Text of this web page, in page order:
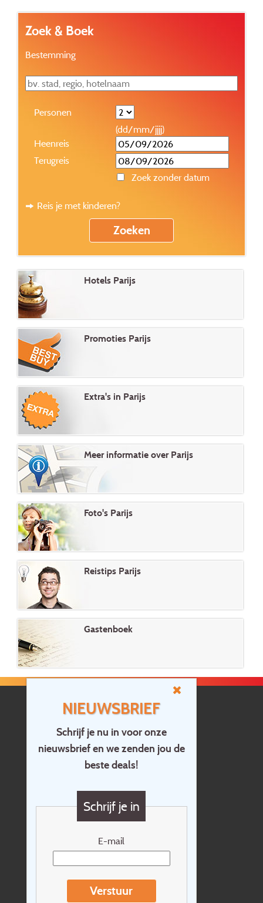
NIEUWSBRIEF
Schrijf je nu in voor onze
nieuwsbrief en we zenden jou de
beste deals!
Schrijf je in
E-mail
Verstuur
Zoek & Boek
Bestemming
Personen
(dd/mm/jjjj)
Heenreis
Terugreis
Zoek zonder datum
Reis je met kinderen?
Hotels Parijs
Promoties Parijs
Extra's in Parijs
Meer informatie over Parijs
Foto's Parijs
Reistips Parijs
Gastenboek
Home
Contact
Vragen?
Cadeaubon
Nieuwsbrief
Reisvoorwaarden